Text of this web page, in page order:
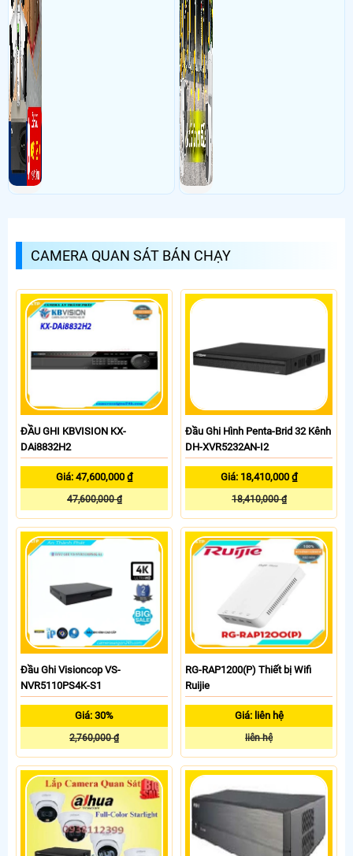
CAMERA QUAN SÁT BÁN CHẠY
ĐẦU GHI KBVISION KX-
DAi8832H2
Giá: 47,600,000 ₫
47,600,000 ₫
Đầu Ghi Hình Penta-Brid 32 Kênh
DH-XVR5232AN-I2
Giá: 18,410,000 ₫
18,410,000 ₫
Đầu Ghi Visioncop VS-
NVR5110PS4K-S1
Giá: 30%
2,760,000 ₫
RG-RAP1200(P) Thiết bị Wifi
Ruijie
Giá: liên hệ
liên hệ